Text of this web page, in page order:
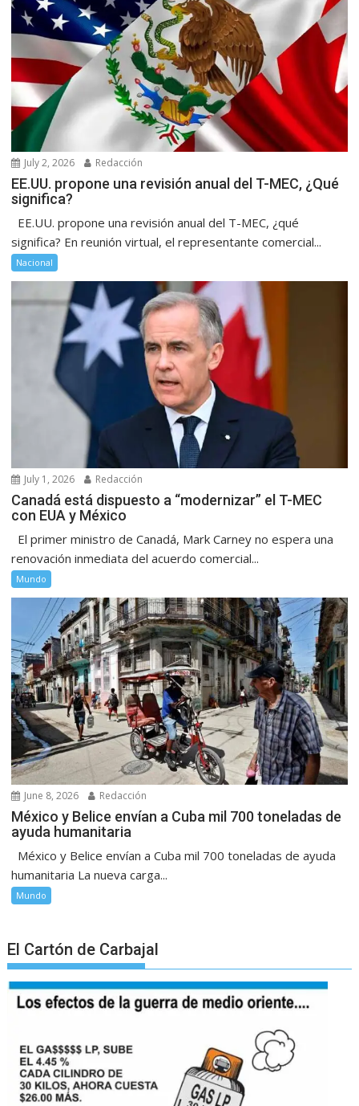
July 2, 2026 Redacción
EE.UU. propone una revisión anual del T-MEC, ¿Qué
significa?
EE.UU. propone una revisión anual del T-MEC, ¿qué
significa? En reunión virtual, el representante comercial...
Nacional
July 1, 2026 Redacción
Canadá está dispuesto a “modernizar” el T-MEC
con EUA y México
El primer ministro de Canadá, Mark Carney no espera una
renovación inmediata del acuerdo comercial...
Mundo
June 8, 2026 Redacción
México y Belice envían a Cuba mil 700 toneladas de
ayuda humanitaria
México y Belice envían a Cuba mil 700 toneladas de ayuda
humanitaria La nueva carga...
Mundo
El Cartón de Carbajal